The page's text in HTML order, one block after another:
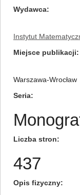
Wydawca
Instytut
Miejsce publikacji
Warszawa-Wrocław
Seria
Liczba stron
437
Opis fizyczny